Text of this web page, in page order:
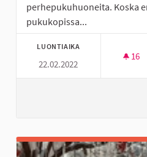
perhepukuhuoneita. Koska
pukukopissa...
LUONTIAIKA
22.02.2022
16